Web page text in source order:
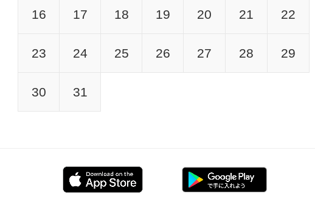
16 17 18 19 20 21 22
23 24 25 26 27 28 29
30 31